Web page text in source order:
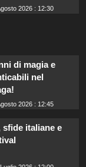
2026 : 12:30
di magia e
nel
2026 : 12:45
sfide italiane e